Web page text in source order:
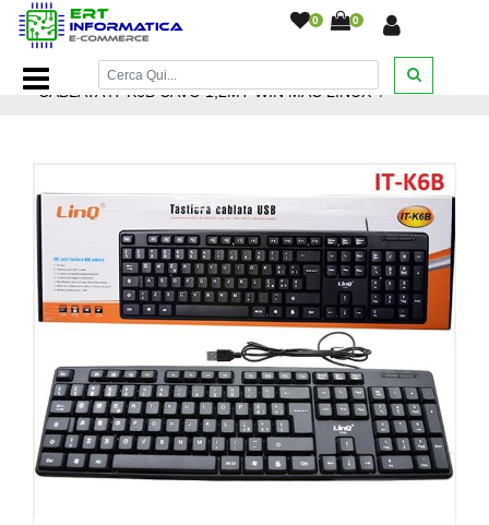
0 0
Home Page/Mouse e Tastiere/TASTIERA 105 TASTI USB
CABLATA IT-K6B CAVO 1,2MT WIN MAC LINUX/